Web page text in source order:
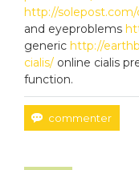
http://
and eyeproblems
generic http://
cialis/ online cialis
function.